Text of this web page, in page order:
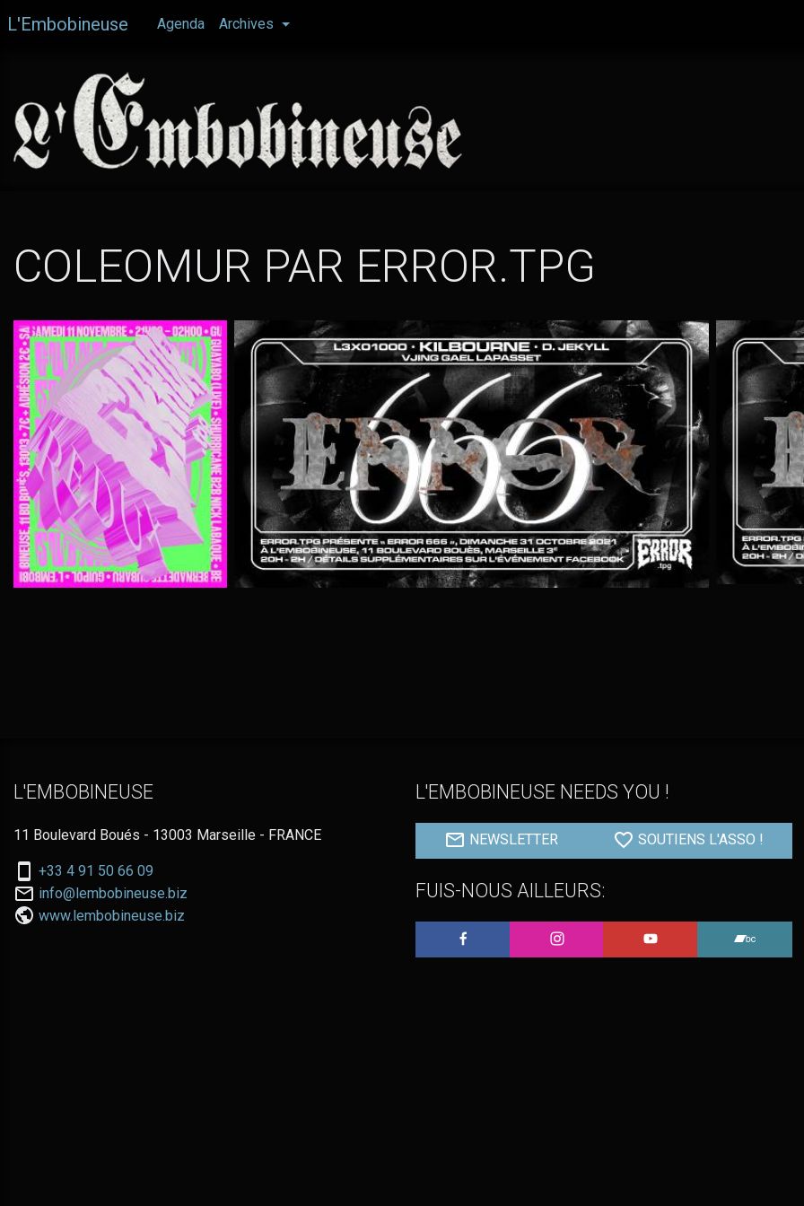
Aller
L'Embobineuse Agenda Archives
COLEOMUR PAR ERROR.TPG
LES
AFFICHES
DE
L'EMBOBINEUSE
11 Boulevard Boués - 13003 Marseille - FRANCE
Nous
téléphoner
au:
+33 4 91 50 66 09
Nous
contacter
info@lembobineuse.biz
www.lembobineuse.biz
L'EMBOBINEUSE NEEDS YOU !
NEWSLETTER SOUTIENS L'ASSO !
FUIS-NOUS AILLEURS:
L'Embobineuse sur FacebookL'Embobineuse sur Instagram
L'Embobineuse sur